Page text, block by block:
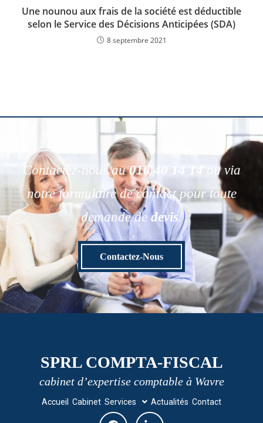
Une nounou aux frais de la société est déductible
selon le Service des Décisions Anticipées (SDA)
8 septembre 2021
Contactez-nous au010 40 14 14
ou via
notre formulaire de contact pour toute
demande de devis.
Contactez-Nous
SPRL COMPTA-FISCAL
cabinet d’expertise comptable à Wavre
Accueil Cabinet Services Actualités Contact